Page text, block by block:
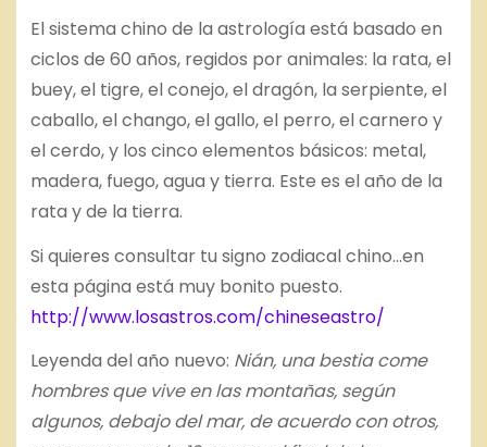
El sistema chino de la astrología está basado en
ciclos de 60 años, regidos por animales: la rata, el
buey, el tigre, el conejo, el dragón, la serpiente, el
caballo, el chango, el gallo, el perro, el carnero y
el cerdo, y los cinco elementos básicos: metal,
madera, fuego, agua y tierra. Este es el año de la
rata y de la tierra.
Si quieres consultar tu signo zodiacal chino…en
esta página está muy bonito puesto.
http://www.losastros.com/chineseastro/
Leyenda del año nuevo: Nián, una bestia come
hombres que vive en las montañas, según
algunos, debajo del mar, de acuerdo con otros,